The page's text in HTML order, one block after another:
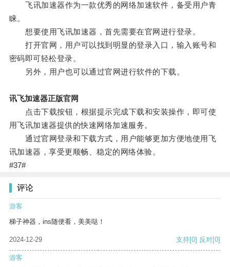
飞讯加速器作为一款优秀的网络加速软件，备受用户青
睐。
想要使用飞讯加速器，首先需要在官网进行登录。
打开官网，用户可以找到明显的登录入口，输入账号和
密码即可轻松登录。
另外，用户也可以通过官网进行软件的下载。
讯飞加速器正版官网
点击下载按钮，根据提示完成下载和安装操作，即可使
用飞讯加速器提供的快速网络加速服务。
通过官网登录和下载方式，用户能够更加方便地使用飞
讯加速器，享受更顺畅、稳定的网络体验。
#37#
评论
游客
梯子神器，ins随便看，美美哒！
2024-12-29 支持[0] 反对[0]
游客